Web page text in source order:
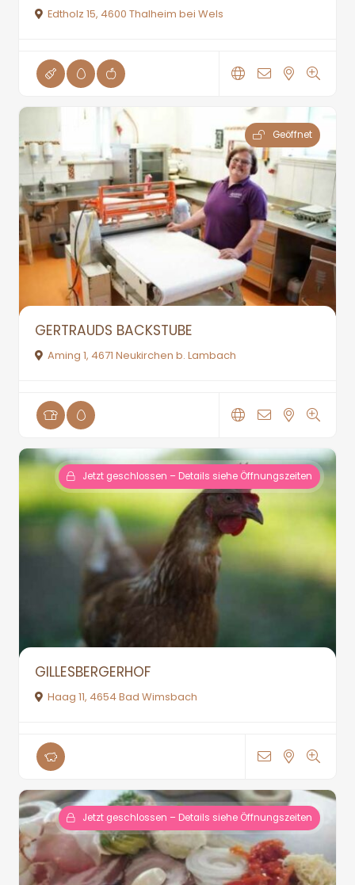
Edtholz 15, 4600 Thalheim bei Wels
Geöffnet
GERTRAUDS BACKSTUBE
Aming 1, 4671 Neukirchen b. Lambach
Jetzt geschlossen – Details siehe Öffnungszeiten
GILLESBERGERHOF
Haag 11, 4654 Bad Wimsbach
Jetzt geschlossen – Details siehe Öffnungszeiten